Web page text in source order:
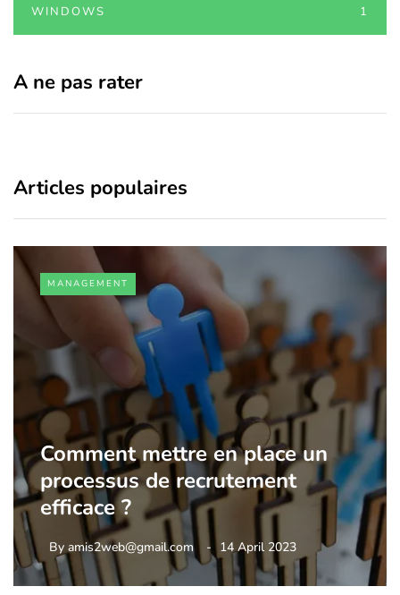
WINDOWS 1
A ne pas rater
Articles populaires
MANAGEMENT
Comment mettre en place un
processus de recrutement
efficace ?
By amis2web@gmail.com 14 April 2023